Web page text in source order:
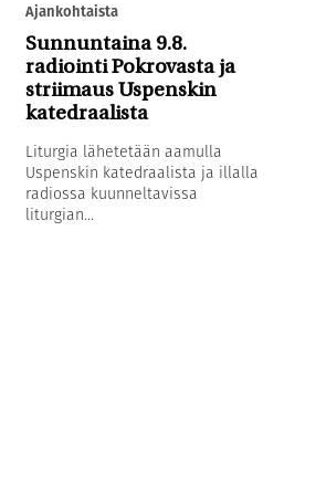
Ajankohtaista
Sunnuntaina 9.8.
radiointi Pokrovasta ja
striimaus Uspenskin
katedraalista
Liturgia lähetetään aamulla
Uspenskin katedraalista ja illalla
radiossa kuunneltavissa
liturgian...